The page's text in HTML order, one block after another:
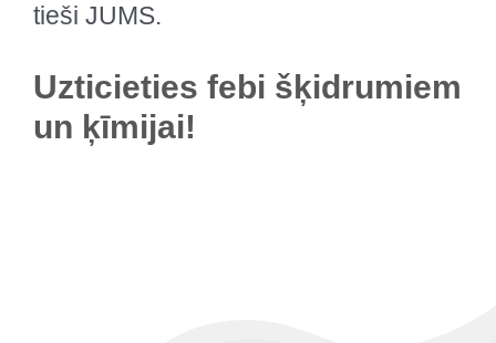
tieši JUMS.
Uzticieties febi šķidrumiem
un ķīmijai!